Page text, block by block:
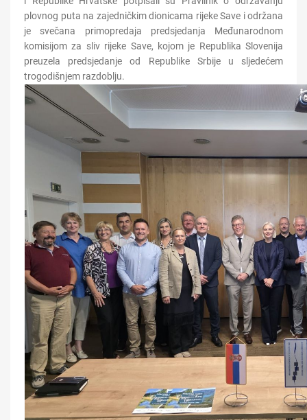
plovnog puta na zajedničkim dionicama rijeke Save i održana
je svečana primopredaja predsjedanja Međunarodnom
komisijom za sliv rijeke Save, kojom je Republika Slovenija
preuzela predsjedanje od Republike Srbije u sljedećem
trogodišnjem razdoblju.